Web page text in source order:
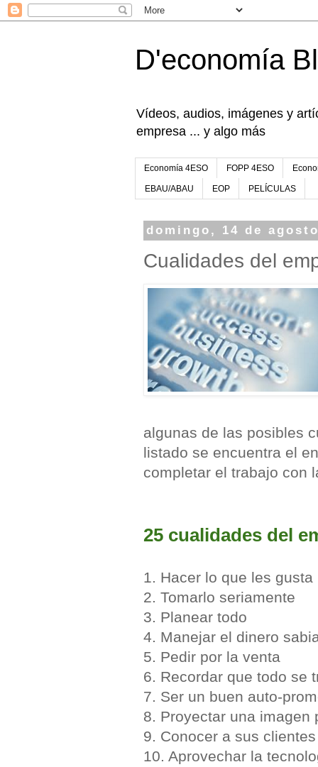
D'economía
Vídeos, audios, imágenes y
empresa ... y algo más
Economía 4ESO FOPP 4ESO
EBAU/ABAU EOP PELÍCULAS
domingo, 14 de
Cualidades del
algunas de las posibles
listado se encuentra el
completar el trabajo con
25 cualidades del
1. Hacer lo que les gusta
2. Tomarlo seriamente
3. Planear todo
4. Manejar el dinero
5. Pedir por la venta
6. Recordar que todo se
7. Ser un buen auto-
8. Proyectar una imagen
9. Conocer a sus clientes
10. Aprovechar la